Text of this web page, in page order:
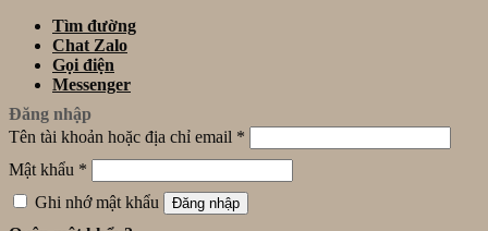
Tìm đường
Chat Zalo
Gọi điện
Messenger
Đăng nhập
Tên tài khoản hoặc địa chỉ email *
Mật khẩu *
Ghi nhớ mật khẩu
Đăng nhập